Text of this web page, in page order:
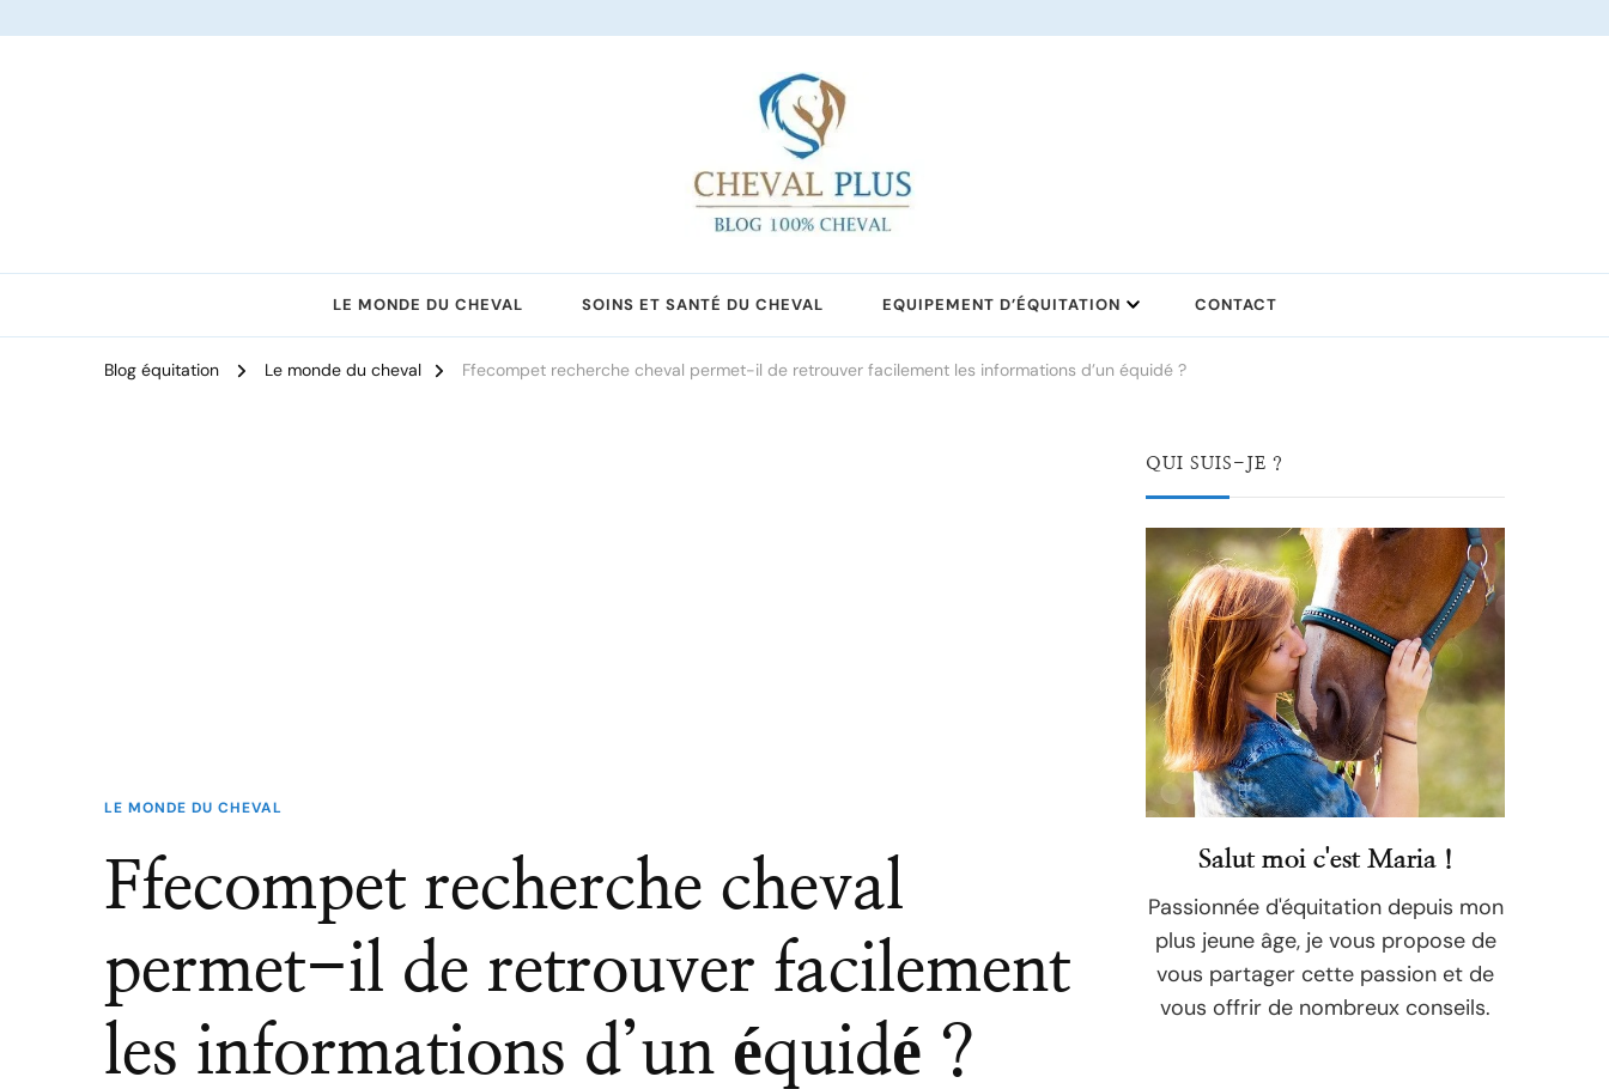
LE MONDE DU CHEVAL SOINS ET SANTÉ DU CHEVAL EQUIPEMENT D’ÉQUITATION CONTACT
Blog équitation Le monde du cheval Ffecompet recherche cheval permet-il de retrouver facilement les informations d’un équidé ?
LE MONDE DU CHEVAL
Ffecompet recherche cheval
permet-il de retrouver facilement
les informations d’un équidé ?
QUI SUIS-JE ?
Salut moi c'est Maria !
Passionnée d'équitation depuis mon
plus jeune âge, je vous propose de
vous partager cette passion et de
vous offrir de nombreux conseils.